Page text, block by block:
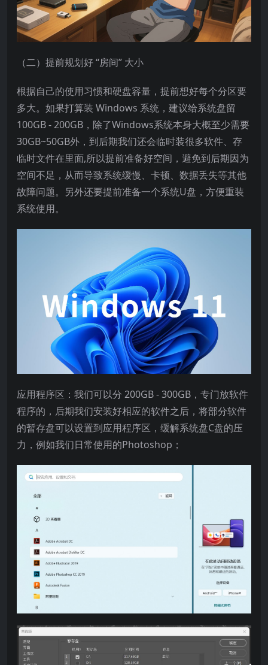
（二）提前规划好 “房间” 大小​
根据自己的使用习惯和硬盘容量，提前想好每个分区要
多大。如果打算装 Windows 系统，建议给系统盘留
100GB - 200GB，除了Windows系统本身大概至少需要
30GB~50GB外，到后期我们还会临时装很多软件、存
临时文件在里面,所以提前准备好空间，避免到后期因为
空间不足，从而导致系统缓慢、卡顿、数据丢失等其他
故障问题。另外还要提前准备一个系统U盘，方便重装
系统使用。
应用程序区：我们可以分 200GB - 300GB，专门放软件
程序的，后期我们安装好相应的软件之后，将部分软件
的暂存盘可以设置到应用程序区，缓解系统盘C盘的压
力，例如我们日常使用的Photoshop；